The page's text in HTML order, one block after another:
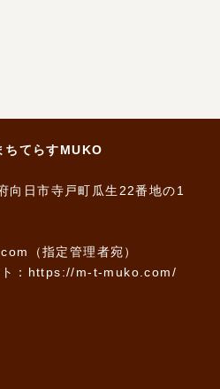
ちてらすMUKO
日市寺戸町瓜生22番地の1
（指定管理者宛）
： https://m-t-muko.com/